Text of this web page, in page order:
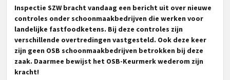
Inspectie SZW bracht vandaag een bericht uit over nieuwe
controles onder schoonmaakbedrijven die werken voor
landelijke fastfoodketens. Bij deze controles zijn
verschillende overtredingen vastgesteld. Ook deze keer
zijn geen OSB schoonmaakbedrijven betrokken bij deze
zaak. Daarmee bewijst het OSB-Keurmerk wederom zijn
kracht!